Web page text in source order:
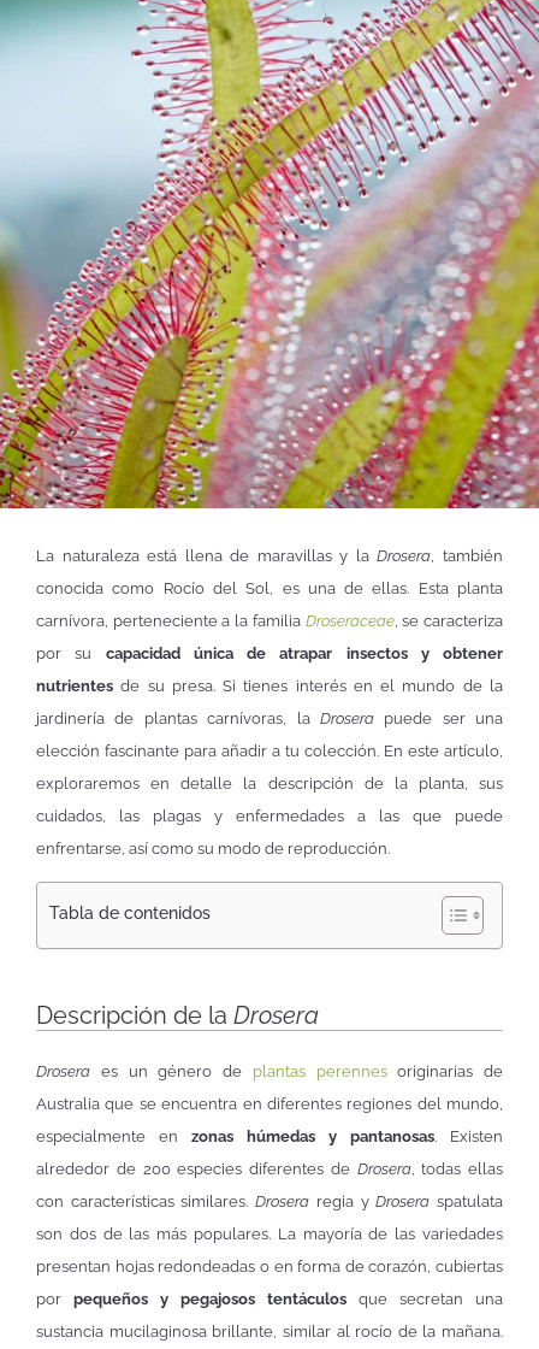
La naturaleza está llena de maravillas y laDrosera, también
conocida como Rocío del Sol, es una de ellas. Esta planta
carnívora, perteneciente a la familia Droseraceae, se caracteriza
por su capacidad única de
atrapar insectos y obtener
nutrientes de su presa. Si tienes interés en el mundo de la
jardinería de plantas carnívoras, la Droserapuede ser una
elección fascinante para añadir a tu colección. En este artículo,
exploraremos en detalle la descripción de la planta, sus
cuidados, las plagas y enfermedades a las que puede
enfrentarse, así como su modo de reproducción.
Tabla de contenidos
Descripción de la Drosera
Drosera es un género de plantas perennesoriginarias de
Australia que se encuentra en diferentes regiones del mundo,
especialmente en zonas húmedas y pantanosas. Existen
alrededor de 200 especies diferentes de Drosera, todas ellas
con características similares.Drosera regia yDrosera spatulata
son dos de las más populares. La mayoría de las variedades
presentan hojas redondeadas o en forma de corazón, cubiertas
por pequeños y pegajosos tentáculos que secretan una
sustancia mucilaginosa brillante, similar al rocío de la mañana.